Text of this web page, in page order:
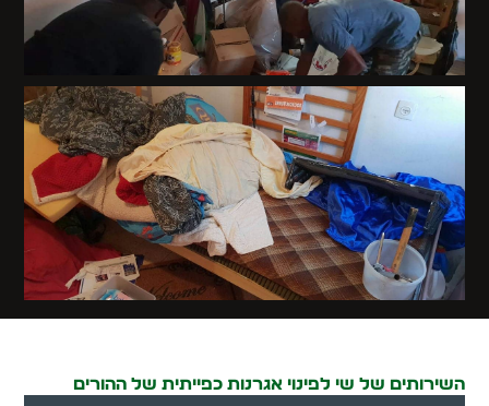
השירותים של שי לפינוי אגרנות כפייתית של ההורים